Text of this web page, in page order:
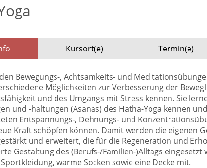
Kursort(e) Termin(e)
Bewegungs-, Achtsamkeits- und
Möglichkeiten zur Verbesserung der
und des Umgangs mit Stress kennen. Sie
und -haltungen (Asanas) des Hatha-Yoga kennen
Entspannungs-, Dehnungs- und
Kraft schöpfen können. Damit werden die eigenen
und erweitert, die für die Regeneration und
Gestaltung des (Berufs-/Familien-)Alltags
warme Socken sowie eine Decke mit.